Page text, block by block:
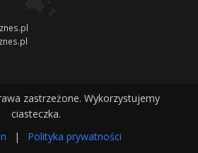
zastrzeżone. Wykorzystujemy
ciasteczka.
| Polityka prywatności